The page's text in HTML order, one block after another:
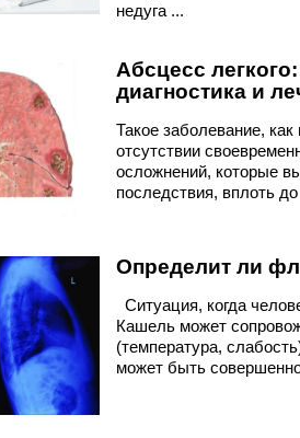
недуга ...
Абсцесс
диагностика и
Такое заболевание,
отсутствии
осложнений, которые
последствия, вплоть
Определит ли
Ситуация, когда
Кашель может
(температура,
может быть